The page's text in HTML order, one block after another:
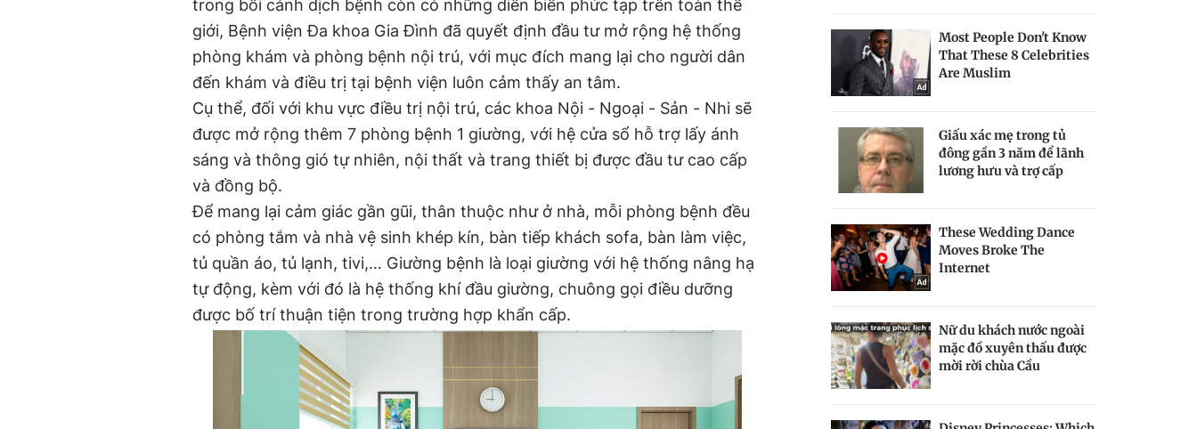
trong bối cảnh dịch bệnh còn có những diễn biến phức tạp trên toàn thế
giới, Bệnh viện Đa khoa Gia Đình đã quyết định đầu tư mở rộng hệ thống
phòng khám và phòng bệnh nội trú, với mục đích mang lại cho người dân
đến khám và điều trị tại bệnh viện luôn cảm thấy an tâm.
Cụ thể, đối với khu vực điều trị nội trú, các khoa Nội - Ngoại - Sản - Nhi sẽ
được mở rộng thêm 7 phòng bệnh 1 giường, với hệ cửa sổ hỗ trợ lấy ánh
sáng và thông gió tự nhiên, nội thất và trang thiết bị được đầu tư cao cấp
và đồng bộ.
Để mang lại cảm giác gần gũi, thân thuộc như ở nhà, mỗi phòng bệnh đều
có phòng tắm và nhà vệ sinh khép kín, bàn tiếp khách sofa, bàn làm việc,
tủ quần áo, tủ lạnh, tivi,… Giường bệnh là loại giường với hệ thống nâng hạ
tự động, kèm với đó là hệ thống khí đầu giường, chuông gọi điều dưỡng
được bố trí thuận tiện trong trường hợp khẩn cấp.